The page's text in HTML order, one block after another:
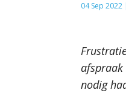
04 Sep 2022
nodig